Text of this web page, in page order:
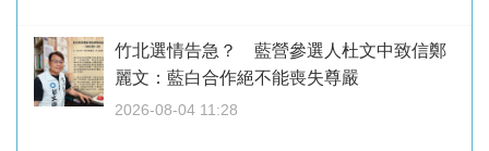
竹北選情告急？ 藍營參選人杜文中致信鄭
麗文：藍白合作絕不能喪失尊嚴
2026-08-04 11:28